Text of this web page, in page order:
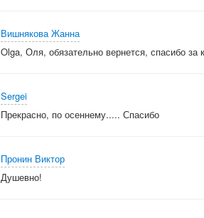
Вишнякова Жанна
Olga, Оля, обязательно вернется, спасибо за
Sergei
Прекрасно, по осеннему..... Спасибо
Пронин Виктор
Душевно!